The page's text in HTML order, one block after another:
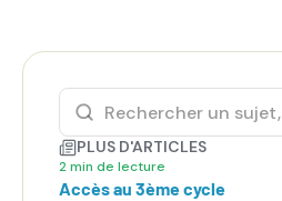
PLUS D'ARTICLES
2 min de lecture
Accès au 3ème cycle